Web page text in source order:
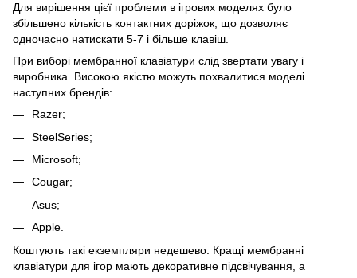
Для вирішення цієї проблеми в ігрових моделях було
збільшено кількість контактних доріжок, що дозволяє
одночасно натискати 5-7 і більше клавіш.
При виборі мембранної клавіатури слід звертати увагу і
виробника. Високою якістю можуть похвалитися моделі
наступних брендів:
Razer;
SteelSeries;
Microsoft;
Cougar;
Asus;
Apple.
Коштують такі екземпляри недешево. Кращі мембранні
клавіатури для ігор мають декоративне підсвічування, а